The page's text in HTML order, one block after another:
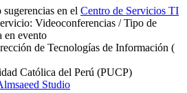
Lima, 17-19 de septiembre 2014:
de Cambio Climático en Quito
"Ciudades Sostenibles y
Lima, 17-19 de septiembre 2014:
"Ciudades Sostenibles y
Lima, 17-19 de septiembre 2014:
en el Centro de Servicios TI
Videoconferencias / Tipo de
en evento
de Tecnologías de Información (
Católica del Perú (PUCP)
Studio